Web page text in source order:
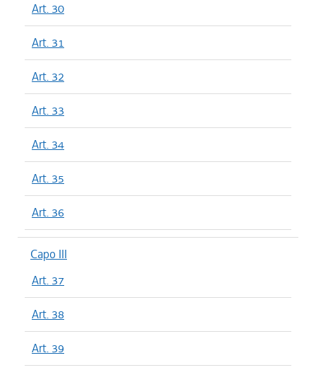
Art. 30
Art. 31
Art. 32
Art. 33
Art. 34
Art. 35
Art. 36
Capo III
Art. 37
Art. 38
Art. 39